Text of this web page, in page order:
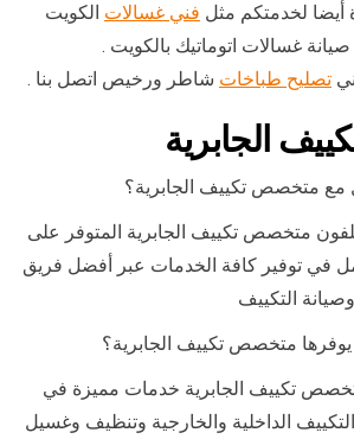
لخدمتكم مثل فني غسالات الكويت
غسالات اتوماتيك بالكويت .
تصليح طباخات شاطر ورخيص اتصل بنا .
الجابرية
مع متخصص تكييف الجابرية؟
متخصص تكييف الجابرية المتوفر على
في توفير كافة الخدمات عبر أفضل فريق
التكييف
يوفرها متخصص تكييف الجابرية؟
تكييف الجابرية خدمات مميزة في
الداخلية والخارجية وتنظيف وغسيل